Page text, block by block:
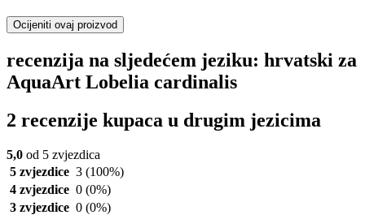
Ocijeniti ovaj proizvod
recenzija na sljedećem jeziku: hrvatski za
AquaArt Lobelia cardinalis
2 recenzije kupaca u drugim jezicima
5,0 od 5 zvjezdica
5 zvjezdice 3 (100%)
4 zvjezdice 0 (0%)
3 zvjezdice 0 (0%)